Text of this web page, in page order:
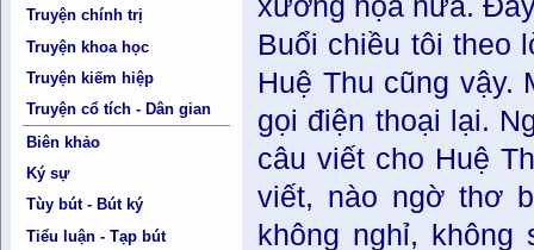
Truyện chính trị
Truyện khoa học
Truyện kiếm hiệp
Truyện cổ tích - Dân gian
Biên khảo
Ký sự
Tùy bút - Bút ký
Tiểu luận - Tạp bút
xướng họa nữa.
Buổi chiều tôi theo
Huệ Thu cũng vậy.
gọi điện thoại lại.
câu viết cho Huệ
viết, nào ngờ thơ
không nghỉ,